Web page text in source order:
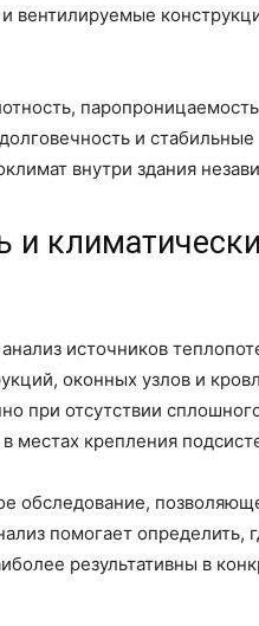
вентилируемые
и стабильные
внутри здания
и
источников
оконных узлов и
при отсутствии
местах крепления
обследование,
помогает определить,
результативны в